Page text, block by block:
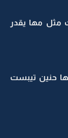
مها يقدر
حنين تيبست